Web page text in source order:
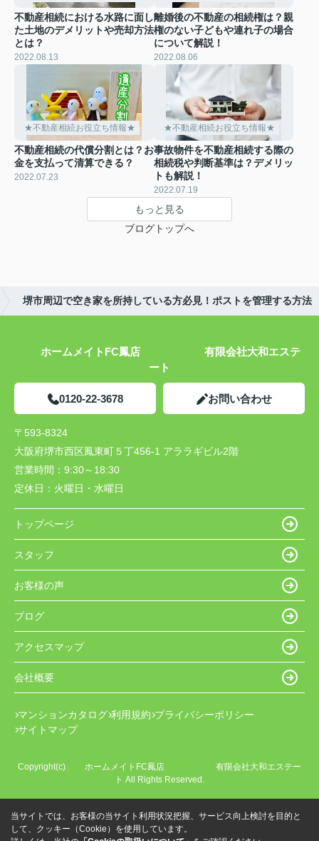
不動産相続における水路に面し
た土地のデメリットや売却方法
とは？
2022.08.13
離婚後の不動産の相続権は？親
権のない子どもや連れ子の場合
について解説！
2022.08.06
★不動産相続お役立ち情報★
不動産相続の代償分割とは？お
金を支払って清算できる？
2022.07.23
★不動産相続お役立ち情報★
事故物件を不動産相続する際の
相続税や判断基準は？デメリッ
トも解説！
2022.07.19
もっと見る
ブログトップへ
堺市周辺で空き家を所持している方必見！ポストを管理する方法
ホームメイトFC鳳店 有限会社大和エステ
ート
0120-22-3678 お問い合わせ
〒593-8324
大阪府堺市西区鳳東町５丁456-1 アララギビル2階
営業時間： 9:30～18:30
定休日： 火曜日・水曜日
トップページ
スタッフ
お客様の声
ブログ
アクセスマップ
会社概要
マンションカタログ 利用規約 プライバシーポリシー
サイトマップ
Copyright(c) ホームメイトFC鳳店 有限会社大和エステー
ト All Rights Reserved.
当サイトでは、お客様の当サイト利用状況把握、サービス向上検討を目的と
して、クッキー（Cookie）を使用しています。